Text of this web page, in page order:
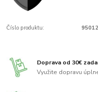
Číslo produktu:
Doprava od 30€
Využite dopravu